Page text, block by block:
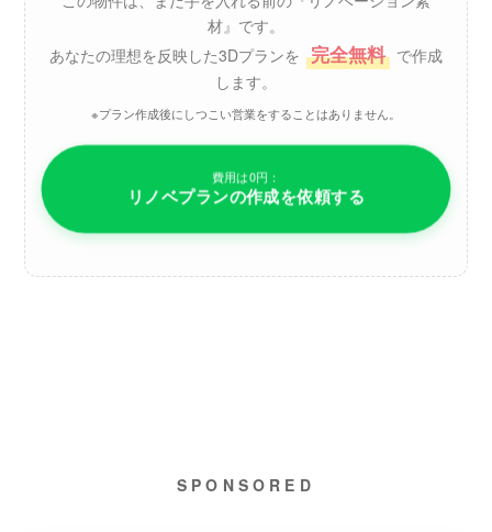
材』です。
あなたの理想を反映した3Dプランを 完全無料 で作成
します。
※プラン作成後にしつこい営業をすることはありません。
費用は0円：
リノベプランの作成を依頼する
SPONSORED